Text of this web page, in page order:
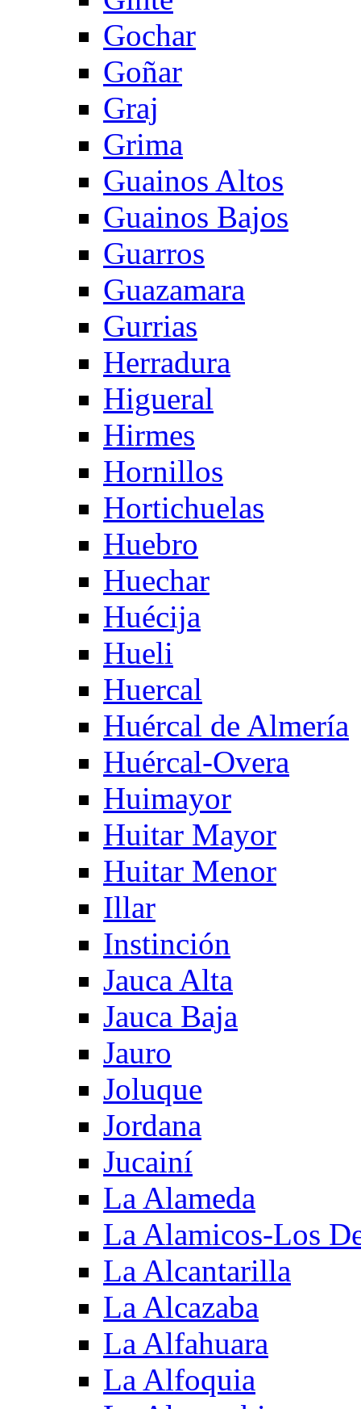
Gochar
Goñar
Graj
Grima
Guainos Altos
Guainos Bajos
Guarros
Guazamara
Gurrias
Herradura
Higueral
Hirmes
Hornillos
Hortichuelas
Huebro
Huechar
Huécija
Hueli
Huercal
Huércal de Almería
Huércal-Overa
Huimayor
Huitar Mayor
Huitar Menor
Illar
Instinción
Jauca Alta
Jauca Baja
Jauro
Joluque
Jordana
Jucainí
La Alameda
La Alamicos-Los
La Alcantarilla
La Alcazaba
La Alfahuara
La Alfoquia